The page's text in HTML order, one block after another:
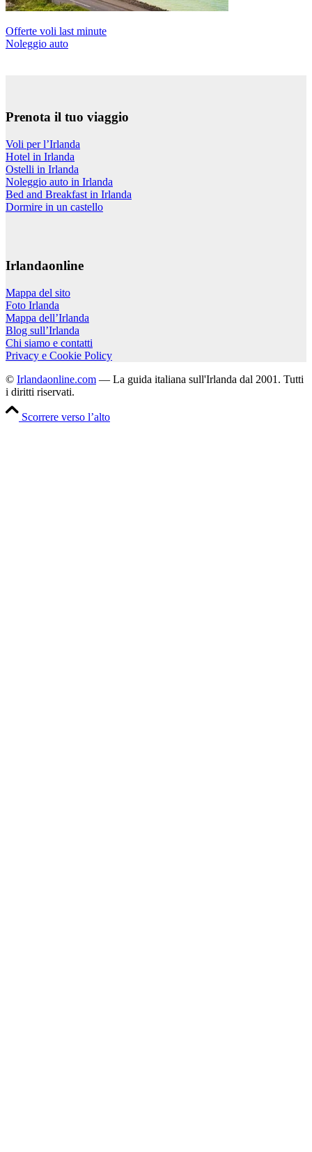
Offerte voli last minute
Noleggio auto
Prenota il tuo viaggio
Voli per l’Irlanda
Hotel in Irlanda
Ostelli in Irlanda
Noleggio auto in Irlanda
Bed and Breakfast in Irlanda
Dormire in un castello
Irlandaonline
Mappa del sito
Foto Irlanda
Mappa dell’Irlanda
Blog sull’Irlanda
Chi siamo e contatti
Privacy e Cookie Policy
© Irlandaonline.com — La guida italiana sull'Irlanda dal 2001. Tutti
i diritti riservati.
Scorrere verso l’alto